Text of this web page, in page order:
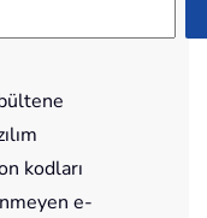
kodları
e-